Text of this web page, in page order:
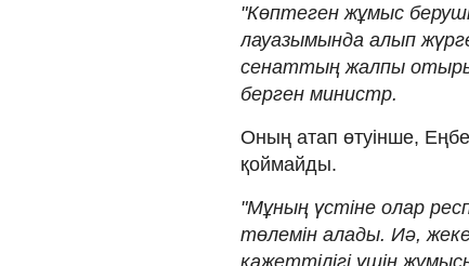
"Көптеген жұмыс
лауазымында алып
сенаттың жалпы
берген министр.
Оның атап өтуінше,
қоймайды.
"Мұның үстіне олар
төлемін алады. Иә,
қажеттілігі үшін